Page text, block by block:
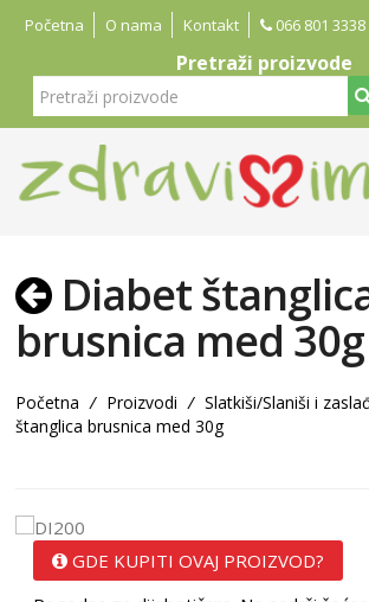
Početna O nama Kontakt 066 801 3338
Pretraži proizvode
Diabet
brusnica med 30g
Početna / Proizvodi / Slatkiši/Slaniši i
štanglica brusnica med 30g
GDE KUPITI OVAJ PROIZVOD?